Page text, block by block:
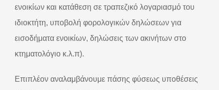
ενοικίων και κατάθεση σε τραπεζικό λογαριασμό του
ιδιοκτήτη, υποβολή φορολογικών δηλώσεων για
εισοδήματα ενοικίων, δηλώσεις των ακινήτων στο
κτηματολόγιο κ.λ.π).
Επιπλέον αναλαμβάνουμε πάσης φύσεως υποθέσεις